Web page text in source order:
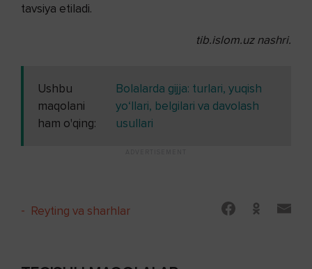
tavsiya etiladi.
tib.islom.uz nashri.
Ushbu
maqolani
ham o'qing:
Bolalarda gijja: turlari, yuqish
yo‘llari, belgilari va davolash
usullari
- Reyting va sharhlar